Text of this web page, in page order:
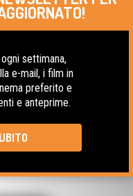
settimana,
e-mail, i film in
preferito e
e anteprime.